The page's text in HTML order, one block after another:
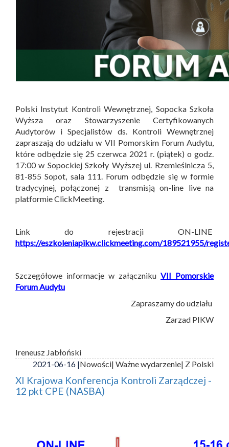
Polski Instytut Kontroli Wewnętrznej, Sopocka Szkoła
Wyższa oraz Stowarzyszenie Certyfikowanych
Audytorów i Specjalistów ds. Kontroli Wewnętrznej
zapraszają do udziału w VII Pomorskim Forum Audytu,
które odbędzie się 25 czerwca 2021 r. (piątek) o godz.
17:00 w Sopockiej Szkoły Wyższej ul. Rzemieślnicza 5,
81-855 Sopot, sala 111. Forum odbędzie się w formie
tradycyjnej, połączonej z transmisją on-line live na
platformie ClickMeeting.
Link do rejestracji ON-LINE
https://eszkoleniapikw.clickmeeting.com/189521955/
Szczegółowe informacje w załączniku VII Pomorskie
Forum Audytu
Zapraszamy do udziału
Zarzad PIKW
Ireneusz Jabłoński
2021-06-16 |Nowości| Ważne wydarzenie| Z Polski
XI Krajowa Konferencja Kontroli Zarządczej -
12 pkt CPE (NASBA)